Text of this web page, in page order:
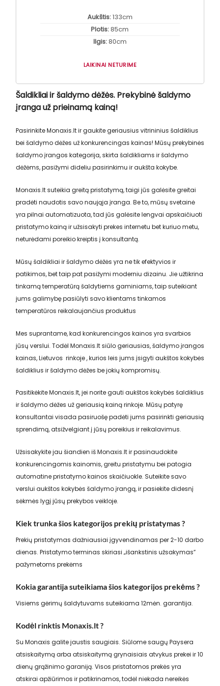
Aukštis:133cm
Plotis:85cm
Ilgis:80cm
LAIKINAI NETURIME
Šaldikliai ir šaldymo dėžės. Prekybinė šaldymo
įranga už prieinamą kainą!
Pasirinkite Monaxis.lt ir gaukite geriausius vitrininius šaldiklius
bei šaldymo dėžes už konkurencingas kainas! Mūsų prekybinės
šaldymo įrangos kategorija, skirta šaldikliams ir šaldymo
dėžėms, pasižymi dideliu pasirinkimu ir aukšta kokybe.
Monaxis.lt suteikia greitą pristatymą, taigi jūs galėsite greitai
pradėti naudotis savo naująja įranga. Be to, mūsų svetainė
yra pilnai automatizuota, tad jūs galėsite lengvai apskaičiuoti
pristatymo kainą ir užsisakyti prekes internetu bet kuriuo metu,
neturėdami poreikio kreiptis į konsultantą.
Mūsų šaldikliai ir šaldymo dėžės yra ne tik efektyvios ir
patikimos, bet taip pat pasižymi moderniu dizainu. Jie užtikrina
tinkamą temperatūrą šaldytiems gaminiams, taip suteikiant
jums galimybę pasiūlyti savo klientams tinkamos
temperatūros reikalaujančius produktus
Mes suprantame, kad konkurencingos kainos yra svarbios
jūsų verslui. Todėl Monaxis.lt siūlo geriausias, šaldymo įrangos
kainas, Lietuvos rinkoje , kurios leis jums įsigyti aukštos kokybės
šaldiklius ir šaldymo dėžes be jokių kompromisų.
Pasitikėkite Monaxis.lt, jei norite gauti aukštos kokybės šaldiklius
ir šaldymo dėžes už geriausią kainą rinkoje. Mūsų patyrę
konsultantai visada pasiruošę padėti jums pasirinkti geriausią
sprendimą, atsižvelgiant į jūsų poreikius ir reikalavimus.
Užsisakykite jau šiandien iš Monaxis.lt ir pasinaudokite
konkurencingomis kainomis, greitu pristatymu bei patogia
automatine pristatymo kainos skaičiuokle. Suteikite savo
verslui aukštos kokybės šaldymo įrangą, ir pasiekite didesnį
sėkmės lygį jūsų prekybos veikloje.
Kiek trunka šios kategorijos prekių pristatymas ?
Prekių pristatymas dažniausiai įgyvendinamas per 2-10 darbo
dienas. Pristatymo terminas skiriasi „išankstinis užsakymas”
pažymetoms prekėms
Kokia garantija suteikiama šios kategorijos prekėms ?
Visiems gėrimų šaldytuvams suteikiama 12mėn. garantija.
Kodėl rinktis Monaxis.lt ?
Su Monaxis galite jaustis saugiais. Siūlome saugų Paysera
atsiskaitymą arba atsiskaitymą grynaisiais atvykus prekei ir 10
dienų grąžinimo garaniją. Visos pristatomos prekės yra
atskirai apžiūrimos ir patikrinamos, todėl niekada nereikės